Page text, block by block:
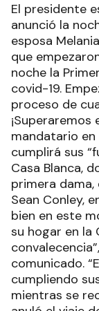
El presidente
anunció la
esposa
que
noche la
covid-19.
proceso de
¡Superaremos
mandatario en
cumplirá sus
Casa Blanca,
primera
Sean Conley,
bien en este
su hogar en la
comunicado.
cumpliendo
mientras se